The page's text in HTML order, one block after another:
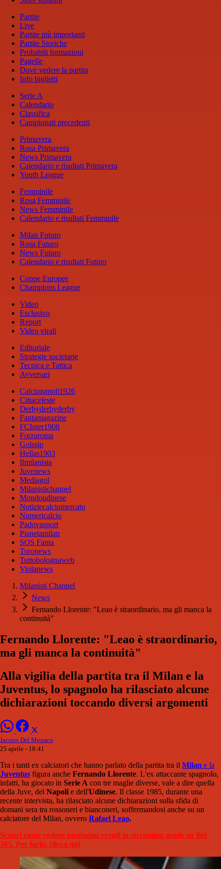
Partite
Live
Partite più importanti
Partite Storiche
Probabili formazioni
Pagelle
Dove vedere la partita
Info biglietti
Serie A
Calendario
Classifica
Campionati precedenti
Primavera
Rosa Primavera
News Primavera
Calendario e risultati Primavera
Youth League
Femminile
Rosa Femminile
News Femminile
Calendario e risultati Femminile
Milan Futuro
Rosa Futuro
News Futuro
Calendario e risultati Futuro
Coppe Europee
Champions League
Video
Esclusivo
Report
Video virali
Editoriale
Strategie societarie
Tecnica e Tattica
Avversari
Calcionapoli1926
Cittaceleste
Derbyderbyderby
Fantamagazine
FCInter1908
Forzaroma
Golssip
Hellas1903
Ilmilanista
Juvenews
Mediagol
Milanistichannel
Mondoudinese
Notiziecalciomercato
Numericalcio
Padovasport
Pianetamilan
SOS Fanta
Toronews
Tuttobolognaweb
Violanews
Milanisti Channel
News
Fernando Llorente: "Leao è straordinario, ma gli manca la
continuità"
Fernando Llorente: "Leao è straordinario,
ma gli manca la continuità"
Alla vigilia della partita tra il Milan e la
Juventus, lo spagnolo ha rilasciato alcune
dichiarazioni toccando diversi argomenti
Jacopo Del Monaco
25 aprile - 18:41
Tra i tanti ex calciatori che hanno parlato della partita tra il Milan e la
Juventus figura anche Fernando Llorente. L'ex attaccante spagnolo,
infatti, ha giocato in Serie A con tre maglie diverse, vale a dire quella
della Juve, del Napoli e dell'Udinese. Il classe 1985, durante una
recente intervista, ha rilasciato alcune dichiarazioni sulla sfida di
domani sera tra rossoneri e bianconeri, soffermandosi anche su un
calciatore del Milan, ovvero Rafael Leao.
Scopri come vedere tantissimi eventi in streaming gratis su Bet
365. Per farlo, clicca qui